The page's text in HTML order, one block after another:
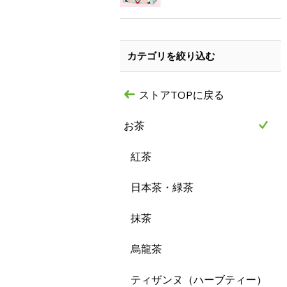
カテゴリを絞り込む
ストアTOPに戻る
お茶
紅茶
日本茶・緑茶
抹茶
烏龍茶
ティザンヌ（ハーブティー）